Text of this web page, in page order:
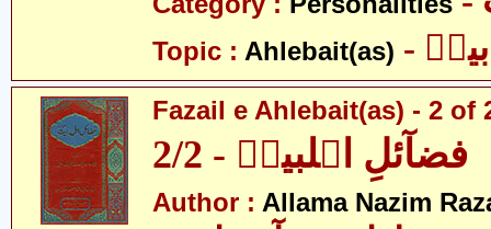
Topic : Ahlebait(as) بیتؑ
Fazail e Ahlebait(as) - 2 of
فضآئلِ اہلبیتؑ - 2/2
Author : Allama Nazim